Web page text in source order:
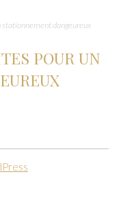
stationnement dangeureux
POUR UN